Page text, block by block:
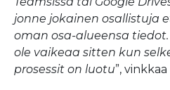
jonne jokainen osallistuja
oman osa-alueensa
ole vaikeaa sitten kun
prosessit on luotu”, vinkkaa